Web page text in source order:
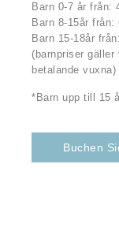
Barn 0-7 år från:
Barn 8-15år
Barn 15-18år
(barnpriser
betalande vuxna)
*Barn upp till 15
Buchen